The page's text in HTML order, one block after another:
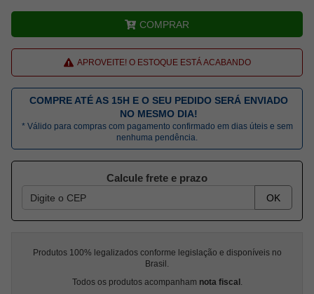
COMPRAR
APROVEITE! O ESTOQUE ESTÁ ACABANDO
COMPRE ATÉ AS 15H E O SEU PEDIDO SERÁ ENVIADO
NO MESMO DIA!
* Válido para compras com pagamento confirmado em dias úteis e sem
nenhuma pendência.
Calcule frete e prazo
OK
Produtos 100% legalizados conforme legislação e disponíveis no
Brasil.
Todos os produtos acompanham nota fiscal .